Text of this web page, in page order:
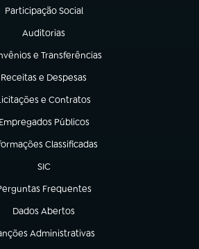
Participação Social
(abre em nova aba)
Auditorias
(abre em nova aba)
e Transferências
em nova aba)
Receitas e Despesas
(abre em nova aba)
e Contratos
em nova aba)
Empregados Públicos
(abre em nova aba)
Classificadas
em nova aba)
SIC
(abre em nova aba)
Frequentes
em nova aba)
Dados Abertos
(abre em nova aba)
Administrativas
em nova aba)